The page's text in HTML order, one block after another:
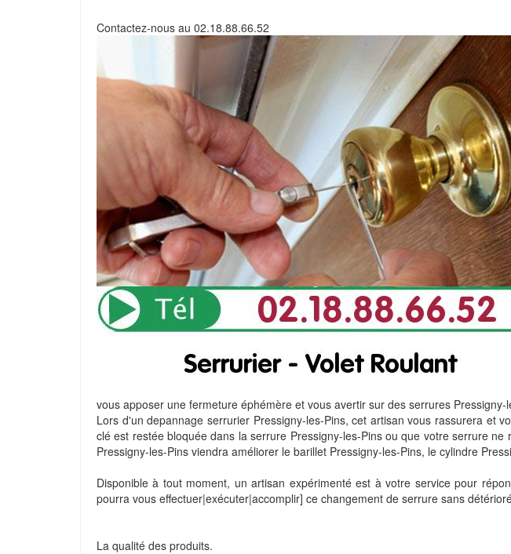
Contactez-nous au 02.18.88.66.52
vous apposer une fermeture éphémère et vous avertir sur des serrures Pressigny-
Lors d'un depannage serrurier Pressigny-les-Pins, cet artisan vous rassurera et
clé est restée bloquée dans la serrure Pressigny-les-Pins ou que votre serrure
Pressigny-les-Pins viendra améliorer le barillet Pressigny-les-Pins, le cylindre
Disponible à tout moment, un artisan expérimenté est à votre service pour
pourra vous effectuer|exécuter|accomplir] ce changement de serrure sans
La qualité des produits.